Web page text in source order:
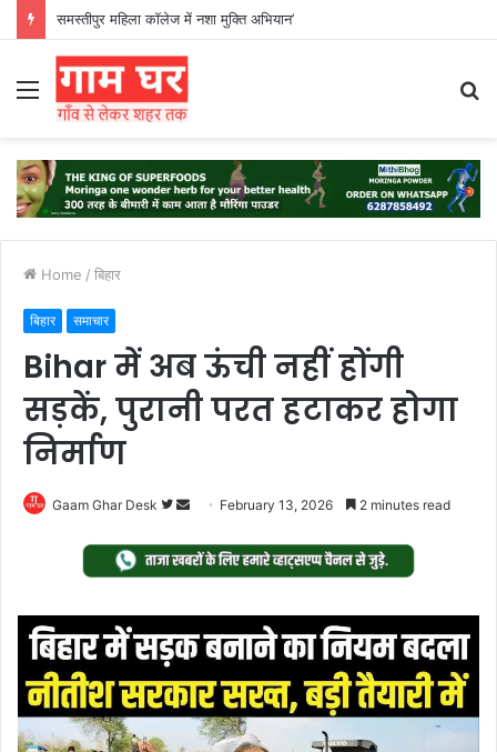
हड़ताली सफाईकर्मियों ने नगर निगम का घेराव किया’
Menu
Home / बिहार
बिहार समाचार
Bihar में अब ऊंची नहीं होंगी
सड़कें, पुरानी परत हटाकर होगा
निर्माण
Gaam Ghar Desk
Follow
Twitter
Send
email
February 13, 2026 2 minutes read